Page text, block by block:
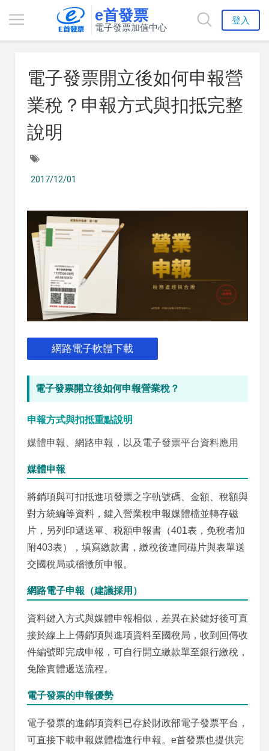
e首發票
電子發票加值中心
登入
電子發票開立後如何申報營
業稅？申報方式與扣抵完整
說明
2017/12/01
網路電子軟體下載
電子發票開立後如何申報營業稅？
申報方式與扣抵重點說明
媒體申報、網路申報，以及電子發票平台資料應用
媒體申報
將銷項與可扣抵進項發票之字軌號碼、金額、稅額與
對方統編等資料，鍵入營業稅申報媒體檔並轉存磁
片，另列印遞送單、税額申報書（401表，免稅者加
附403表），填寫繳款書，繳稅後連同磁片與表單送
交國稅局或稽徵所申報。
網路電子申報（建議採用）
資料鍵入方式與媒體申報相似，差異在於鍵好後可直
接於線上上傳銷項與進項資料至國稅局，收到回傳收
件編號即完成申報，可自行開立繳款單至銀行繳稅，
免除實體遞送流程。
電子發票的申報優勢
電子發票的進銷項資料已存於財政部電子發票平台，
可直接下載申報媒體檔進行申報。e首發票也提供完